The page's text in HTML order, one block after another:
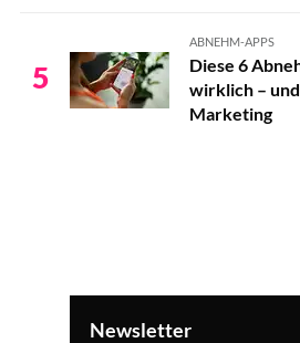
5
ABNEHM-APPS
Diese 6
wirklich –
Marketing
Newsletter